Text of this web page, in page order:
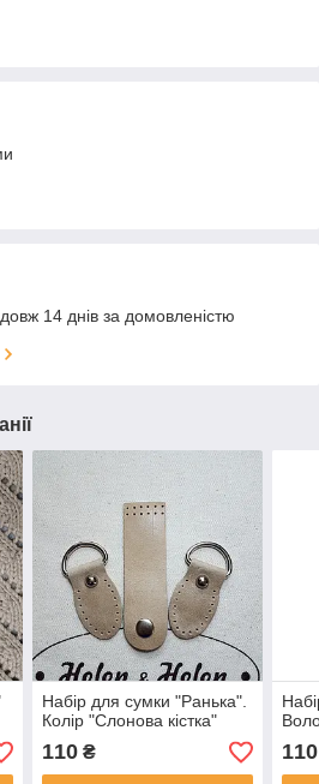
14 днів за домовленістю
Набір для сумки "Ранька".
Колір "Слонова кістка"
110₴ 110